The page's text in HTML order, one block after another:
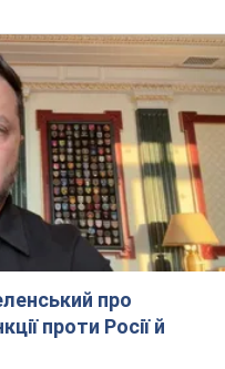
про
проти Росії й